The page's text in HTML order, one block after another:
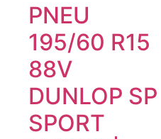
PNEU
195/60 R15
88V
DUNLOP SP
SPORT